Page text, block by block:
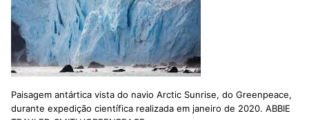
Paisagem antártica vista do navio Arctic Sunrise, do Greenpeace,
durante expedição científica realizada em janeiro de 2020. ABBIE